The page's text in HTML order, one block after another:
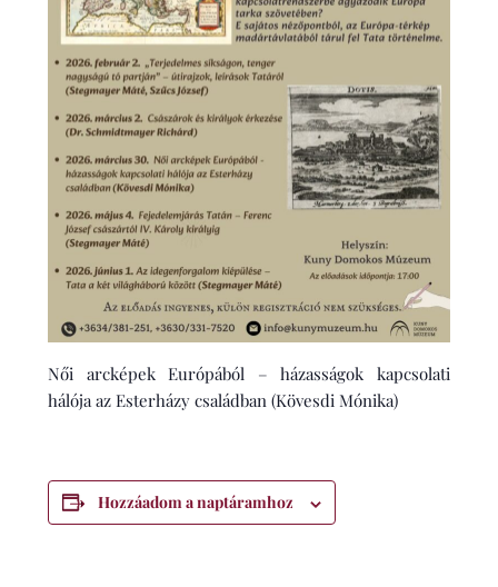
Női arcképek Európából – házasságok kapcsolati
hálója az Esterházy családban (Kövesdi Mónika)
Hozzáadom a naptáramhoz